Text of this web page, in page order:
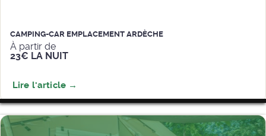
CAMPING-CAR EMPLACEMENT ARDÈCHE
À partir de
23€ LA NUIT